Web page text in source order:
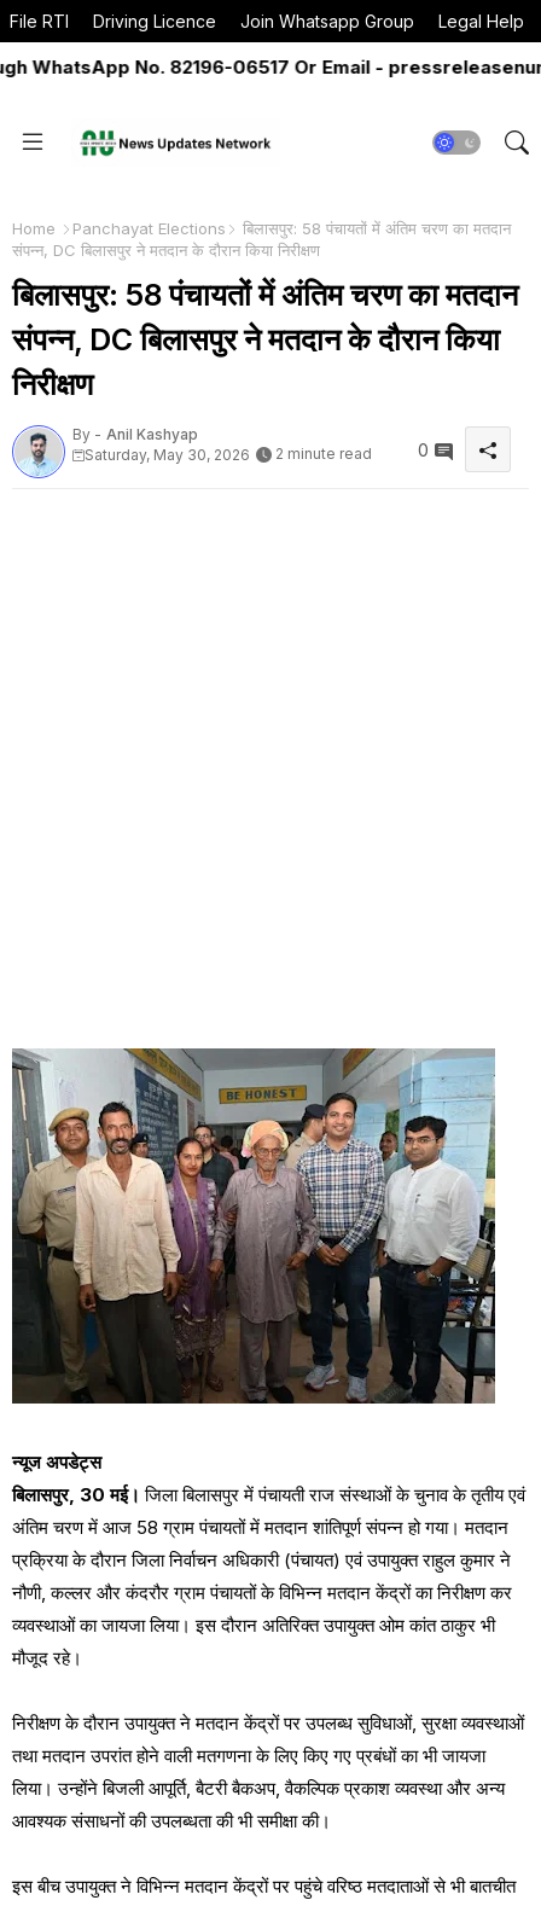
File RTI Driving Licence Join Whatsapp Group Legal Help
No. 82196-06517 Or Email -
Home Panchayat Elections
बिलासपुर: 58 पंचायतों में अंतिम चरण का मतदान
संपन्न, DC बिलासपुर ने मतदान के दौरान किया निरीक्षण
बिलासपुर: 58 पंचायतों में अंतिम चरण का मतदान
संपन्न, DC बिलासपुर ने मतदान के दौरान किया
निरीक्षण
By - Anil Kashyap
Saturday, May 30, 2026
2 minute read 0
न्यूज अपडेट्स
बिलासपुर, 30 मई।जिला बिलासपुर में पंचायती राज संस्थाओं के चुनाव के तृतीय एवं
अंतिम चरण में आज 58 ग्राम पंचायतों में मतदान शांतिपूर्ण संपन्न हो गया। मतदान
प्रक्रिया के दौरान जिला निर्वाचन अधिकारी (पंचायत) एवं उपायुक्त राहुल कुमार ने
नौणी, कल्लर और कंदरौर ग्राम पंचायतों के विभिन्न मतदान केंद्रों का निरीक्षण कर
व्यवस्थाओं का जायजा लिया। इस दौरान अतिरिक्त उपायुक्त ओम कांत ठाकुर भी
मौजूद रहे।
निरीक्षण के दौरान उपायुक्त ने मतदान केंद्रों पर उपलब्ध सुविधाओं, सुरक्षा व्यवस्थाओं
तथा मतदान उपरांत होने वाली मतगणना के लिए किए गए प्रबंधों का भी जायजा
लिया। उन्होंने बिजली आपूर्ति, बैटरी बैकअप, वैकल्पिक प्रकाश व्यवस्था और अन्य
आवश्यक संसाधनों की उपलब्धता की भी समीक्षा की।
इस बीच उपायुक्त ने विभिन्न मतदान केंद्रों पर पहुंचे वरिष्ठ मतदाताओं से भी बातचीत